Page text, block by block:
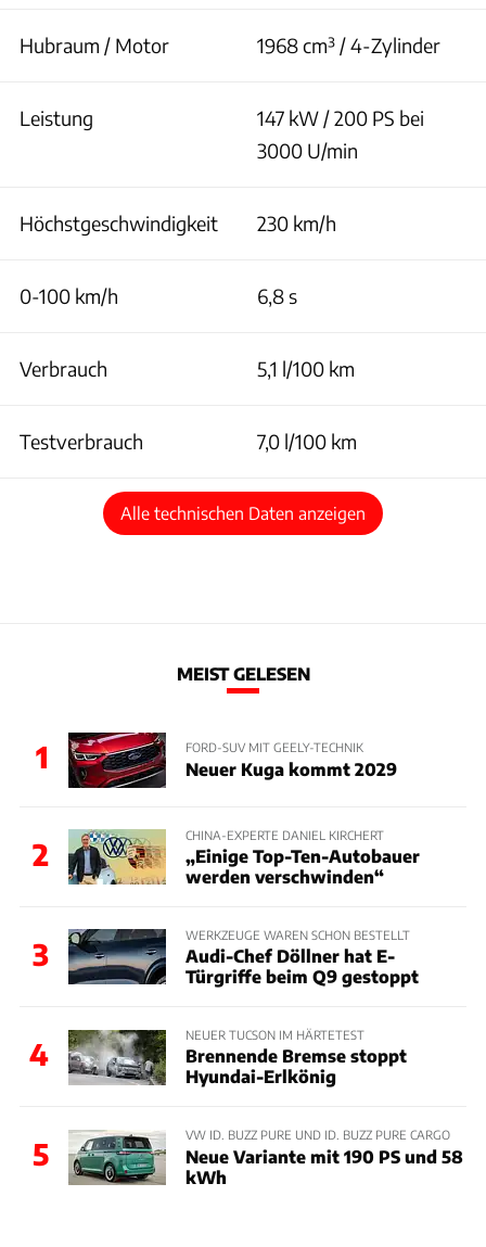
Hubraum / Motor 1968 cm³ / 4-Zylinder
Leistung
147 kW / 200 PS bei
3000 U/min
Höchstgeschwindigkeit 230 km/h
0-100 km/h 6,8 s
Verbrauch 5,1 l/100 km
Testverbrauch 7,0 l/100 km
Alle technischen Daten anzeigen
MEIST GELESEN
1 FORD-SUV MIT GEELY-TECHNIK
Neuer Kuga kommt 2029
2
CHINA-EXPERTE DANIEL KIRCHERT
„Einige Top-Ten-Autobauer
werden verschwinden“
3
WERKZEUGE WAREN SCHON BESTELLT
Audi-Chef Döllner hat E-
Türgriffe beim Q9 gestoppt
4
NEUER TUCSON IM HÄRTETEST
Brennende Bremse stoppt
Hyundai-Erlkönig
5
VW ID. BUZZ PURE UND ID. BUZZ PURE CARGO
Neue Variante mit 190 PS und 58
kWh